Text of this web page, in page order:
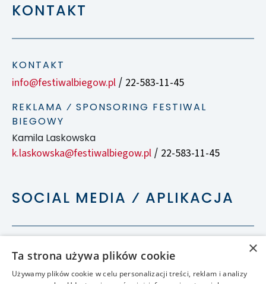
KONTAKT
KONTAKT
info@festiwalbiegow.pl / 22-583-11-45
REKLAMA ⁄ SPONSORING FESTIWAL
BIEGOWY
Kamila Laskowska
k.laskowska@festiwalbiegow.pl / 22-583-11-45
SOCIAL MEDIA ⁄ APLIKACJA
×
Ta strona używa plików cookie
Używamy plików cookie w celu personalizacji treści, reklam i analizy